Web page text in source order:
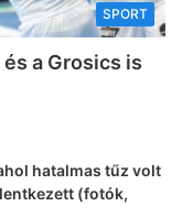
SPORT
a Grosics is
hatalmas tűz volt
(fotók,